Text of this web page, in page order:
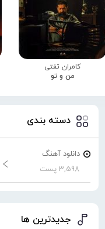
کامران تفتی
من و تو
دسته بندی
دانلود آهنگ
3,598 پست
جدیدترین ها